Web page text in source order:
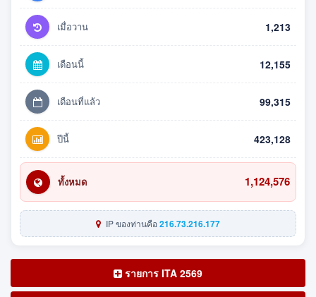
เมื่อวาน 1,213
เดือนนี้ 12,155
เดือนที่แล้ว 99,315
ปีนี้ 423,128
ทั้งหมด 1,124,576
IP ของท่านคือ216.73.216.177
รายการ ITA 2569